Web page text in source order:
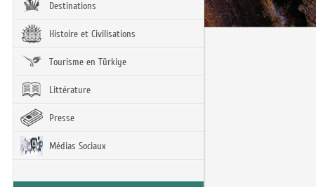
Destinations
Histoire et Civilisations
Tourisme en Türkiye
Littérature
Presse
Médias Sociaux